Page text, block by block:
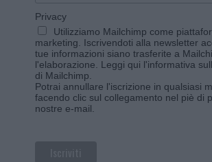
Privacy
Utilizziamo Mailchimp come
marketing. Iscrivendoti alla newsletter
tue informazioni siano trasferite a
l'elaborazione. Leggi qui l'informativa
di Mailchimp
Potrai annullare l'iscrizione in qualsiasi
facendo clic sul collegamento nel piè di
nostre e-mail.